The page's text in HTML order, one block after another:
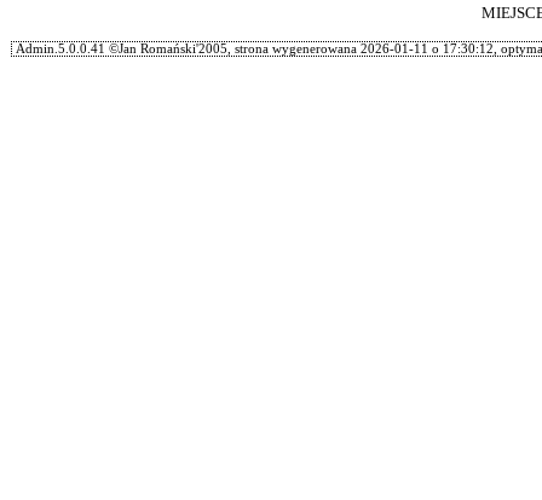
Admin.5.0.0.41 ©Jan Romański'2005, strona wygenerowana 2026-01-11 o 17:30:12,